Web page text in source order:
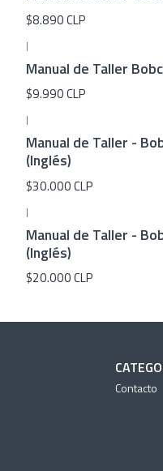
$8.890 CLP
|
Manual de Taller
$9.990 CLP
|
Manual de Taller -
(Inglés)
$30.000 CLP
|
Manual de Taller -
(Inglés)
$20.000 CLP
Contacto